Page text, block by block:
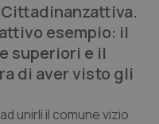
esempio: il
superiori e il
di aver visto gli
unirli il comune vizio